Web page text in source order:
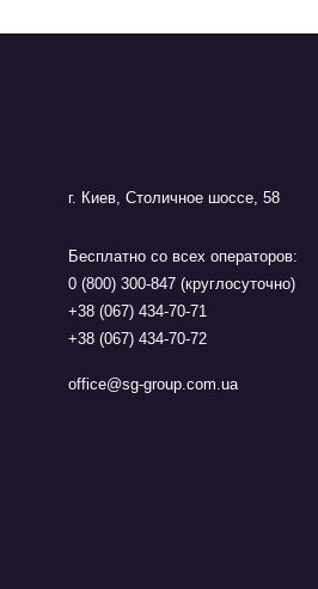
г. Киев, Столичное шоссе, 58
Бесплатно со всех операторов:
0 (800) 300-847 (круглосуточно)
+38 (067) 434-70-71
+38 (067) 434-70-72
office@sg-group.com.ua